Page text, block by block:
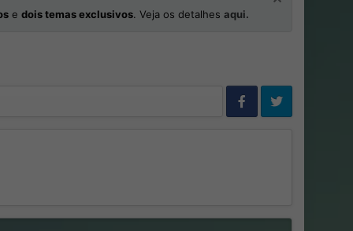
e dois temas exclusivos. Veja os detalhes aqui.